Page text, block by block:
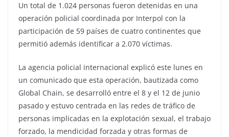
Un total de 1.024 personas fueron detenidas en una
operación policial coordinada por Interpol con la
participación de 59 países de cuatro continentes que
permitió además identificar a 2.070 víctimas.
La agencia policial internacional explicó este lunes en
un comunicado que esta operación, bautizada como
Global Chain, se desarrolló entre el 8 y el 12 de junio
pasado y estuvo centrada en las redes de tráfico de
personas implicadas en la explotación sexual, el trabajo
forzado, la mendicidad forzada y otras formas de